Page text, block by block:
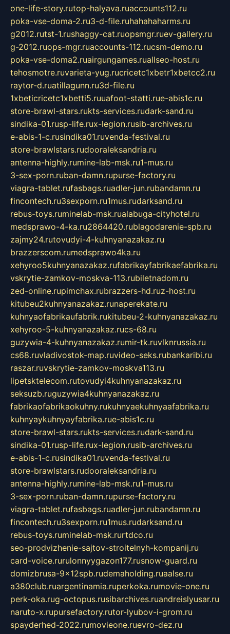
one-life-story.rutop-halyava.ruaccounts112.ru
poka-vse-doma-2.ru3-d-file.ruhahahaharms.ru
g2012.rutst-1.rushaggy-cat.ruopsmgr.ruev-gallery.ru
g-2012.ruops-mgr.ruaccounts-112.rucsm-demo.ru
poka-vse-doma2.ruairgungames.ruallseo-host.ru
tehosmotre.ruvarieta-yug.rucricetc1xbetr1xbetcc2.ru
raytor-d.ruatillagunn.ru3d-file.ru
1xbeticricetc1xbetti5.ruuafoot-statti.rue-abis1c.ru
store-brawl-stars.rukts-services.rudark-sand.ru
sindika-01.rusp-life.rux-legion.rusib-archives.ru
e-abis-1-c.rusindika01.ruvenda-festival.ru
store-brawlstars.rudooraleksandria.ru
antenna-highly.rumine-lab-msk.ru1-mus.ru
3-sex-porn.ruban-damn.rupurse-factory.ru
viagra-tablet.rufasbags.ruadler-jun.rubandamn.ru
fincontech.ru3sexporn.ru1mus.rudarksand.ru
rebus-toys.ruminelab-msk.rualabuga-cityhotel.ru
medsprawo-4-ka.ru2864420.rublagodarenie-spb.ru
zajmy24.rutovudyi-4-kuhnyanazakaz.ru
brazzerscom.rumedsprawo4ka.ru
xehyroo5kuhnyanazakaz.rufabrikayfabrikaefabrika.ru
vskrytie-zamkov-moskva-113.rubiletnadom.ru
zed-online.rupimchax.rubrazzers-hd.ruz-host.ru
kitubeu2kuhnyanazakaz.runaperekate.ru
kuhnyaofabrikaufabrik.rukitubeu-2-kuhnyanazakaz.ru
xehyroo-5-kuhnyanazakaz.rucs-68.ru
guzywia-4-kuhnyanazakaz.rumir-tk.ruvlknrussia.ru
cs68.ruvladivostok-map.ruvideo-seks.rubankaribi.ru
raszar.ruvskrytie-zamkov-moskva113.ru
lipetsktelecom.rutovudyi4kuhnyanazakaz.ru
seksuzb.ruguzywia4kuhnyanazakaz.ru
fabrikaofabrikaokuhny.rukuhnyaekuhnyaafabrika.ru
kuhnyaykuhnyayfabrika.rue-abis1c.ru
store-brawl-stars.rukts-services.rudark-sand.ru
sindika-01.rusp-life.rux-legion.rusib-archives.ru
e-abis-1-c.rusindika01.ruvenda-festival.ru
store-brawlstars.rudooraleksandria.ru
antenna-highly.rumine-lab-msk.ru1-mus.ru
3-sex-porn.ruban-damn.rupurse-factory.ru
viagra-tablet.rufasbags.ruadler-jun.rubandamn.ru
fincontech.ru3sexporn.ru1mus.rudarksand.ru
rebus-toys.ruminelab-msk.rurtdco.ru
seo-prodvizhenie-sajtov-stroitelnyh-kompanij.ru
card-voice.rurulonnyygazon177.rusnow-guard.ru
domizbrusa-9x12spb.rudemaholding.ruaalse.ru
a380club.ruargentinamia.ruperkoka.rumovie-one.ru
perk-oka.rug-octopus.rusibarchives.ruandreislyusar.ru
naruto-x.rupursefactory.rutor-lyubov-i-grom.ru
spayderhed-2022.rumovieone.ruevro-dez.ru